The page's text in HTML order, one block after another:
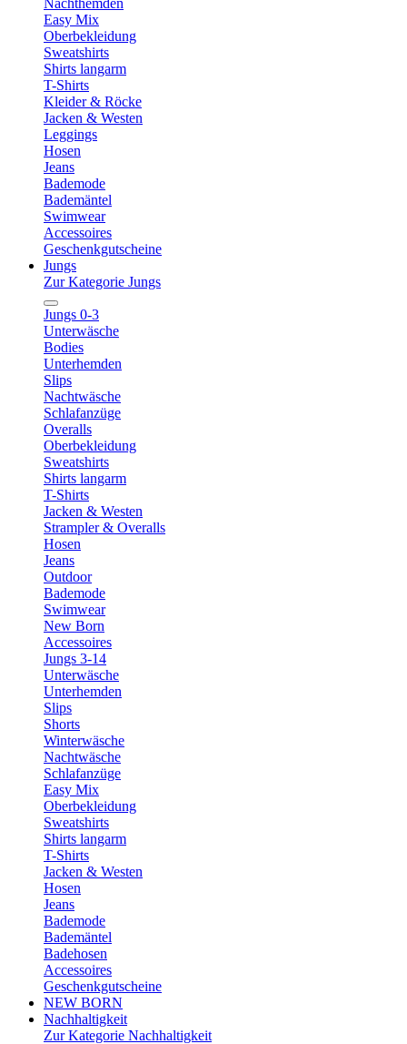
Nachthemden
Easy Mix
Oberbekleidung
Sweatshirts
Shirts langarm
T-Shirts
Kleider & Röcke
Jacken & Westen
Leggings
Hosen
Jeans
Bademode
Bademäntel
Swimwear
Accessoires
Geschenkgutscheine
Jungs
Zur Kategorie Jungs
Jungs 0-3
Unterwäsche
Bodies
Unterhemden
Slips
Nachtwäsche
Schlafanzüge
Overalls
Oberbekleidung
Sweatshirts
Shirts langarm
T-Shirts
Jacken & Westen
Strampler & Overalls
Hosen
Jeans
Outdoor
Bademode
Swimwear
New Born
Accessoires
Jungs 3-14
Unterwäsche
Unterhemden
Slips
Shorts
Winterwäsche
Nachtwäsche
Schlafanzüge
Easy Mix
Oberbekleidung
Sweatshirts
Shirts langarm
T-Shirts
Jacken & Westen
Hosen
Jeans
Bademode
Bademäntel
Badehosen
Accessoires
Geschenkgutscheine
NEW BORN
Nachhaltigkeit
Zur Kategorie Nachhaltigkeit